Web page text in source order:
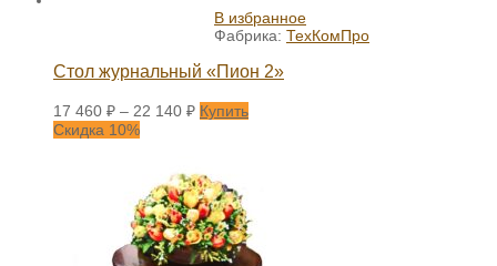
В избранное
Фабрика: ТехКомПро
Стол журнальный «Пион 2»
17 460 ₽ – 22 140 ₽ Купить
Скидка 10%